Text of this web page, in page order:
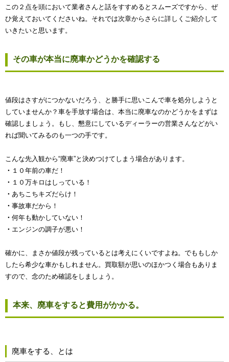
この２点を頭において業者さんと話をすすめるとスムーズですから、ぜ
ひ覚えておいてくださいね。それでは次章からさらに詳しくご紹介して
いきたいと思います。
その車が本当に廃車かどうかを確認する
値段はさすがにつかないだろう、と勝手に思いこんで車を処分しようと
していませんか？車を手放す場合は、本当に廃車なのかどうかをまずは
確認しましょう。もし、懇意にしているディーラーの営業さんなどがい
れば聞いてみるのも一つの手です。
こんな先入観から“廃車”と決めつけてしまう場合があります。
・ １０年前の車だ！
・ １０万キロはしっている！
・ あちこちキズだらけ！
・ 事故車だから！
・ 何年も動かしていない！
・ エンジンの調子が悪い！
確かに、まさか値段が残っているとは考えにくいですよね。でももしか
したら希少な車かもしれません。買取額が思いのほかつく場合もありま
すので、念のため確認をしましょう。
本来、廃車をすると費用がかかる。
廃車をする、とは